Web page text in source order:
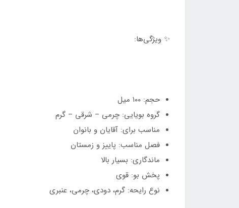
✨ ویژگی‌ها:
حجم: ۱۰۰ میل
گروه بویایی: چرمی – شرقی – گرم
مناسب برای: آقایان و بانوان
فصل مناسب: پاییز و زمستان
ماندگاری: بسیار بالا
پخش بو: قوی
نوع رایحه: گرم، دودی، چرمی، عنبری